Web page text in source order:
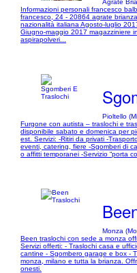
Agrate
Informazioni personali francesco
francesco, 24 - 20864 agrate
nazionalità italiana Agosto-luglio
Giugno-maggio 2017 magazziniere
aspirapolveri...
Pioltello
Furgone con autista – traslochi e
disponibile sabato e domenica per
est. Servizi: -Ritiri da privati -
eventi, catering, fiere -Sgomberi di
o affitti temporanei -Servizio “porta
Monza
Been traslochi con sede a monza
Servizi offerti: - Traslochi casa e
cantine - Sgombero garage e box -
monza, milano e tutta la brianza.
onesti.